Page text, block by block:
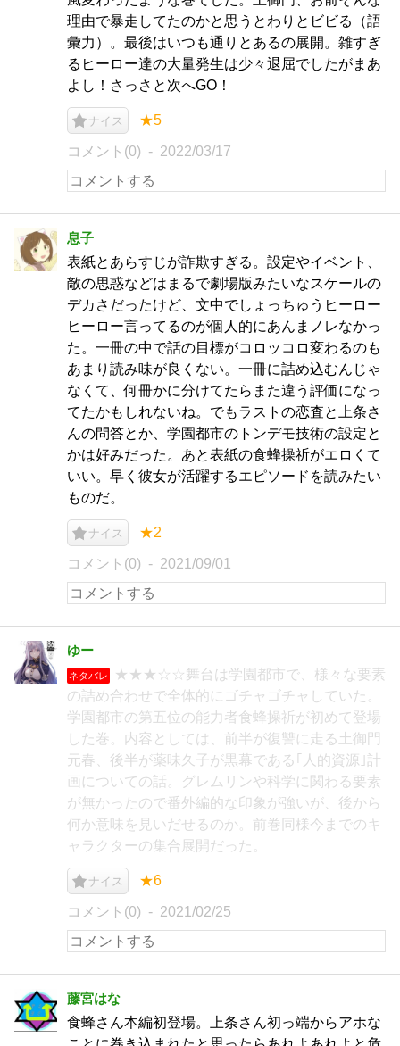
理由で暴走してたのかと思うとわりとビビる（語
彙力）。最後はいつも通りとあるの展開。雑すぎ
るヒーロー達の大量発生は少々退屈でしたがまあ
よし！さっさと次へGO！
ナイス ★5
コメント(0) 2022/03/17
息子
表紙とあらすじが詐欺すぎる。設定やイベント、
敵の思惑などはまるで劇場版みたいなスケールの
デカさだったけど、文中でしょっちゅうヒーロー
ヒーロー言ってるのが個人的にあんまノレなかっ
た。一冊の中で話の目標がコロッコロ変わるのも
あまり読み味が良くない。一冊に詰め込むんじゃ
なくて、何冊かに分けてたらまた違う評価になっ
てたかもしれないね。でもラストの恋査と上条さ
んの問答とか、学園都市のトンデモ技術の設定と
かは好みだった。あと表紙の食蜂操祈がエロくて
いい。早く彼女が活躍するエピソードを読みたい
ものだ。
ナイス ★2
コメント(0) 2021/09/01
ゆー
ネタバレ
★★★☆☆舞台は学園都市で、様々な要素
の詰め合わせで全体的にゴチャゴチャしていた。
学園都市の第五位の能力者食蜂操祈が初めて登場
した巻。内容としては、前半が復讐に走る土御門
元春、後半が薬味久子が黒幕である｢人的資源｣計
画についての話。グレムリンや科学に関わる要素
が無かったので番外編的な印象が強いが、後から
何か意味を見いだせるのか。前巻同様今までのキ
ャラクターの集合展開だった。
ナイス ★6
コメント(0) 2021/02/25
藤宮はな
食蜂さん本編初登場。上条さん初っ端からアホな